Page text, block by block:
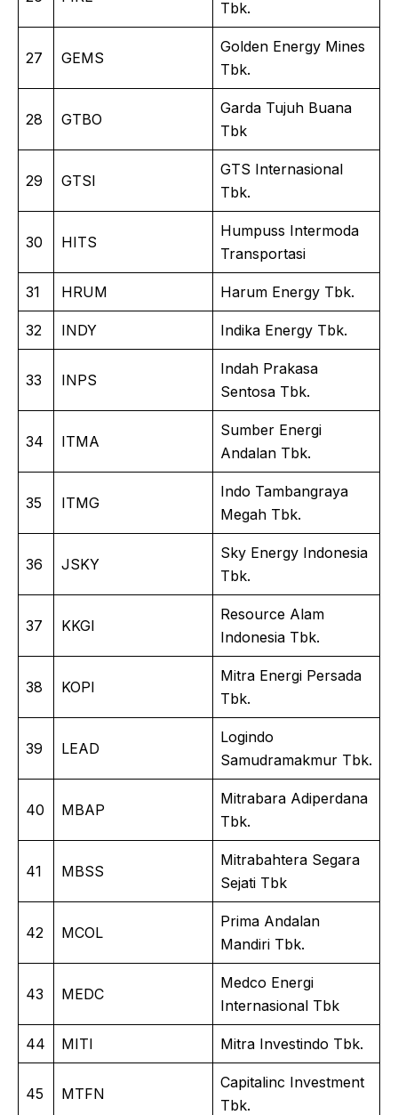
Tbk.
27 GEMS
Golden Energy Mines
Tbk.
28 GTBO
Garda Tujuh Buana
Tbk
29 GTSI
GTS Internasional
Tbk.
30 HITS
Humpuss Intermoda
Transportasi
31 HRUM Harum Energy Tbk.
32 INDY Indika Energy Tbk.
33 INPS
Indah Prakasa
Sentosa Tbk.
34 ITMA
Sumber Energi
Andalan Tbk.
35 ITMG
Indo Tambangraya
Megah Tbk.
36 JSKY
Sky Energy Indonesia
Tbk.
37 KKGI
Resource Alam
Indonesia Tbk.
38 KOPI
Mitra Energi Persada
Tbk.
39 LEAD
Logindo
Samudramakmur Tbk.
40 MBAP
Mitrabara Adiperdana
Tbk.
41 MBSS
Mitrabahtera Segara
Sejati Tbk
42 MCOL
Prima Andalan
Mandiri Tbk.
43 MEDC
Medco Energi
Internasional Tbk
44 MITI Mitra Investindo Tbk.
45 MTFN
Capitalinc Investment
Tbk.